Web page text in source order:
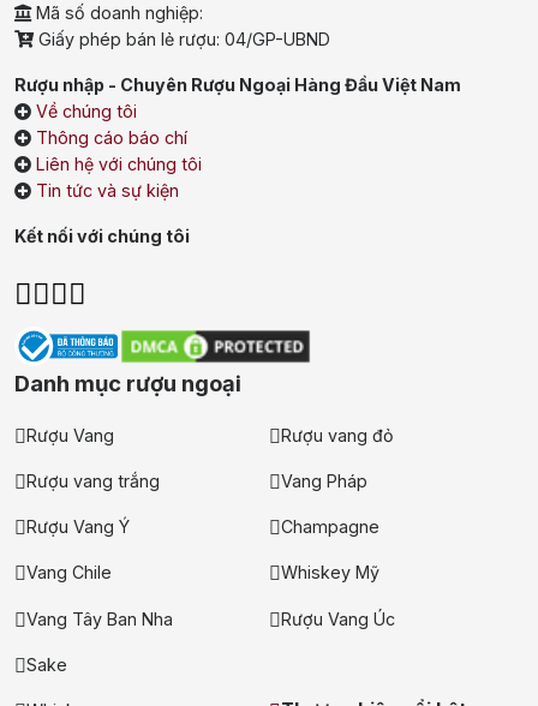
Mã số doanh nghiệp:
Giấy phép bán lẻ rượu: 04/GP-UBND
Rượu nhập - Chuyên Rượu Ngoại Hàng Đầu Việt Nam
Về chúng tôi
Thông cáo báo chí
Liên hệ với chúng tôi
Tin tức và sự kiện
Kết nối với chúng tôi
Danh mục rượu ngoại
Rượu Vang Rượu vang đỏ
Rượu vang trắng Vang Pháp
Rượu Vang Ý Champagne
Vang Chile Whiskey Mỹ
Vang Tây Ban Nha Rượu Vang Úc
Sake